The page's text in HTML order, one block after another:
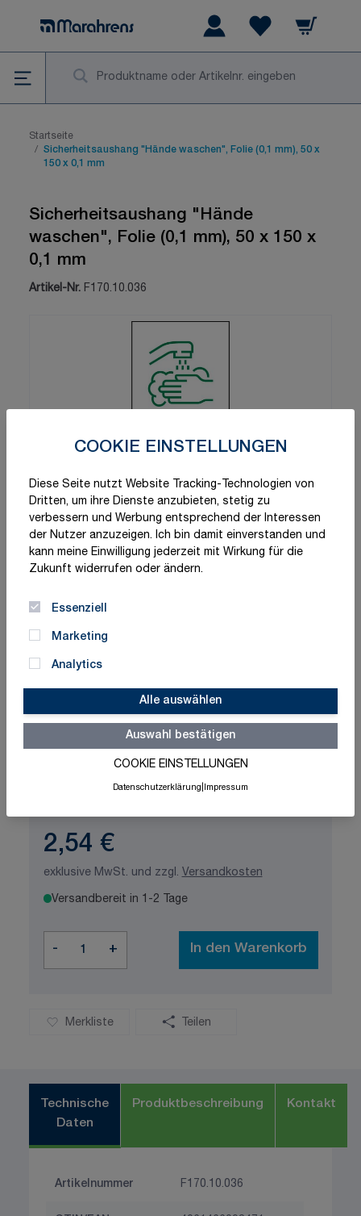
COOKIE EINSTELLUNGEN
Diese Seite nutzt Website Tracking-Technologien von
Dritten, um ihre Dienste anzubieten, stetig zu
verbessern und Werbung entsprechend der Interessen
der Nutzer anzuzeigen. Ich bin damit einverstanden und
kann meine Einwilligung jederzeit mit Wirkung für die
Zukunft widerrufen oder ändern.
Essenziell
Marketing
Analytics
Alle auswählen
Auswahl bestätigen
COOKIE EINSTELLUNGEN
Datenschutzerklärung Impressum
Warenkorb
Startseite
/ Sicherheitsaushang "Hände waschen", Folie (0,1 mm), 50 x
150 x 0,1 mm
Sicherheitsaushang "Hände
waschen", Folie (0,1 mm), 50 x 150 x
0,1 mm
Artikel-Nr. F170.10.036
ISO-zertifizierte Qualität
2,54 €
exklusive MwSt. und zzgl. Versandkosten
Versandbereit in 1-2 Tage
- + In den Warenkorb
Merkliste Teilen
Technische
Daten
Produktbeschreibung Kontakt
Artikelnummer F170.10.036